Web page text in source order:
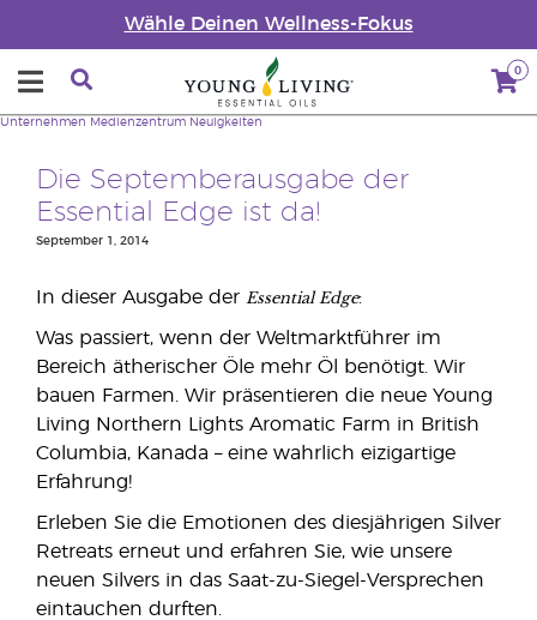
Wähle Deinen Wellness-Fokus
0
Unternehmen Medienzentrum Neuigkeiten
Die Septemberausgabe der
Essential Edge ist da!
September 1, 2014
In dieser Ausgabe der Essential Edge:
Was passiert, wenn der Weltmarktführer im
Bereich ätherischer Öle mehr Öl benötigt. Wir
bauen Farmen. Wir präsentieren die neue Young
Living Northern Lights Aromatic Farm in British
Columbia, Kanada – eine wahrlich eizigartige
Erfahrung!
Erleben Sie die Emotionen des diesjährigen Silver
Retreats erneut und erfahren Sie, wie unsere
neuen Silvers in das Saat-zu-Siegel-Versprechen
eintauchen durften.